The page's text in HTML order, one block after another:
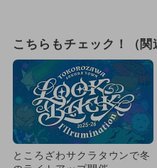
こちらもチェック！（関
ところざわサクラタウンで冬